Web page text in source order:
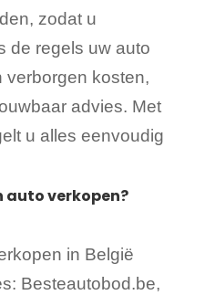
zodat u
de regels uw auto
verborgen kosten,
advies. Met
u alles eenvoudig
auto verkopen?
in België
Besteautobod.be,